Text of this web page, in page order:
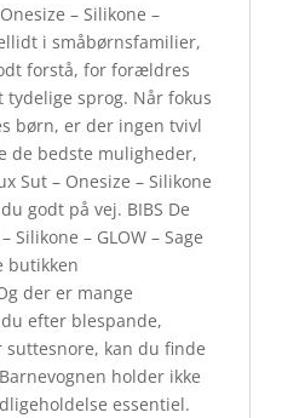
– Silikone –
i småbørnsfamilier,
forstå, for forældres
sprog. Når fokus
børn, er der ingen tvivl
de bedste muligheder,
Sut – Onesize – Silikone
godt på vej. BIBS De
Silikone – GLOW – Sage
butikken
der er mange
efter blespande,
kan du finde
holder ikke
essentiel.